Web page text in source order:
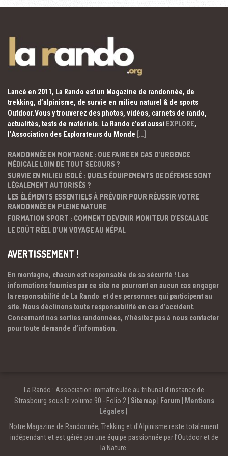
Lancé en 2011, La Rando est un Magazine de randonnée, de
trekking, d’alpinisme, de survie en milieu naturel & de sports
Outdoor.Vous y trouverez des photos, vidéos, carnets de rando,
actualités, tests de matériels. La Rando c’est aussi EXPLORE,
l’Association des Explorateurs du Monde […]
RANDONNÉE EN MONTAGNE : QUE FAIRE EN CAS D’URGENCE
MÉDICALE LOIN DE TOUT SECOURS ?
SURVIE EN MILIEU ISOLÉ : QUELS ÉQUIPEMENTS DE DÉFENSE SONT
LÉGALEMENT AUTORISÉS ?
LES ÉLÉMENTS ESSENTIELS À PRÉVOIR POUR RÉUSSIR VOTRE
RANDONNÉE EN PLEINE NATURE
FORMATION SPORT : COMMENT DEVENIR MONITEUR D’ESCALADE
LE COÛT RÉEL D’UN VOYAGE AU NÉPAL
AVERTISSEMENT !
En montagne, chacun est responsable de sa sécurité ! Les
informations fournies par ce site ne pourront en aucun cas engager
la responsabilité de La Rando et des personnes qui participent au
site. Nous déclinons toute responsabilité en cas d’accident.
Concernant nos sorties randonnées, n’hésitez pas à nous contacter
pour toute demande d’information.
La Rando : Association immatriculée au tribunal d’instance de
Strasbourg sous le volume 90 - Folio 2 | Sitemap| Forum
Mentions
Légales
Notre Magazine de Randonnée, Trekking et d'Alpinisme reste totalement
indépendant et est gérée par une équipe passionnée par l’Outdoor et de
la Nature.